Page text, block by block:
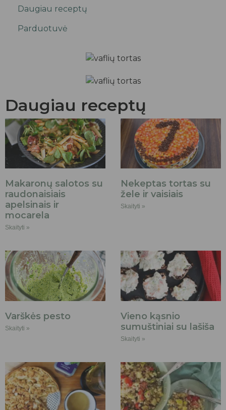
Daugiau receptų
Parduotuvė
Daugiau receptų
Makaronų salotos su
raudonaisiais
apelsinais ir
mocarela
Skaityti »
Nekeptas tortas su
žele ir vaisiais
Skaityti »
Varškės pesto
Skaityti »
Vieno kąsnio
sumuštiniai su lašiša
Skaityti »